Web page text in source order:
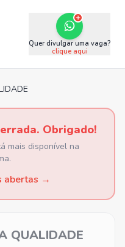
Quer divulgar uma vaga?
clique aqui
Obrigado!
mais disponível na
abertas →
QUALIDADE